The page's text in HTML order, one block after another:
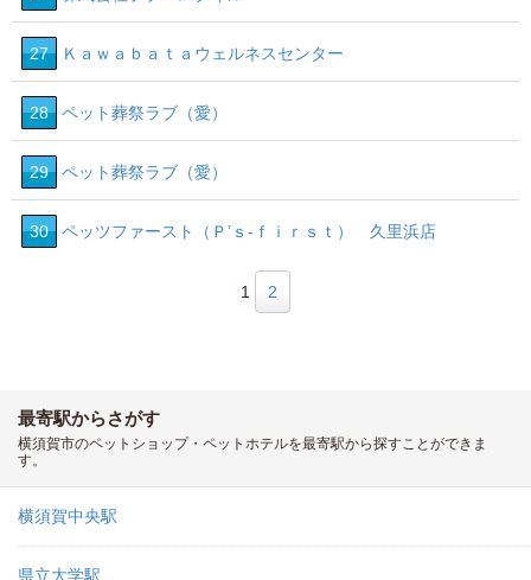
27 Ｋａｗａｂａｔａウェルネスセンター
28 ペット葬祭ラブ（愛）
29 ペット葬祭ラブ（愛）
30 ペッツファースト（Ｐ’ｓ‐ｆｉｒｓｔ） 久里浜店
1 2
最寄駅からさがす
横須賀市のペットショップ・ペットホテルを最寄駅から探すことができま
す。
横須賀中央駅
県立大学駅